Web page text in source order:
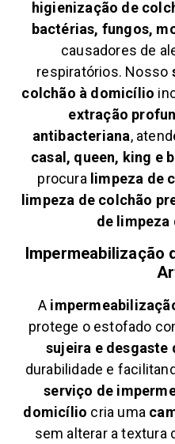
higienização de
bactérias, fungos,
causadores de
respiratórios. Nosso
colchão à domicílio
extração
antibacteriana,
casal, queen, king e
procura limpeza de
limpeza de colchão
de limpeza
Impermeabilização
A
protege o estofado
sujeira e desgaste
durabilidade e
serviço de
domicílio cria uma
sem alterar a textura